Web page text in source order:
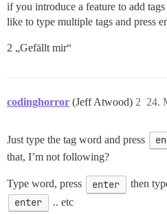
if you introduce a feature to add
like to type multiple tags and press
2 „Gefällt mir“
codinghorror (Jeff Atwood) 24.
2
Just type the tag word and press
that, I’m not following?
Type word, press enter then
enter .. etc